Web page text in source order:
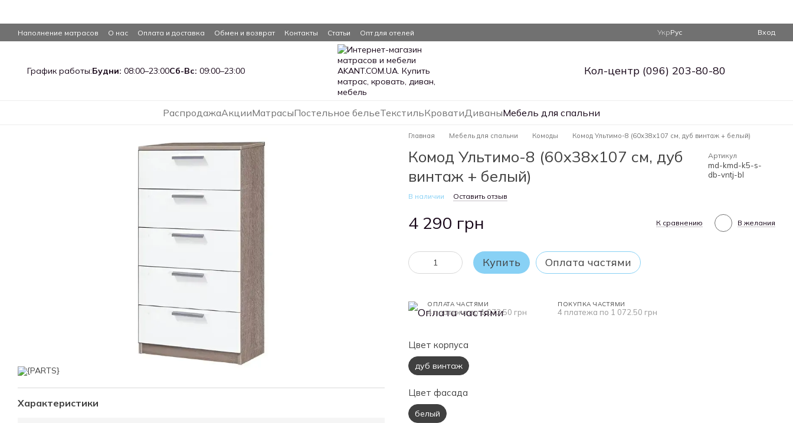
Наполнение матрасов О нас Оплата и доставка Обмен и возврат Контакты Статьи Опт для отелей УкрРус Вход
График работы:Будни: 08:00–23:00Сб-Вс: 09:00–23:00 Кол-центр (096) 203-80-80
РаспродажаАкцииМатрасыПостельное бельеТекстильКроватиДиваныМебель для спальни
Характеристики
Главная Мебель для спальни Комоды Комод Ультимо-8 (60х38х107 см, дуб винтаж + белый)
Комод Ультимо-8 (60х38х107 см, дуб
винтаж + белый)
Артикул
md-kmd-k5-s-
db-vntj-bl
В наличии Оставить отзыв
4 290 грн К сравнению В желания
Купить Оплата частями
ОПЛАТА ЧАСТЯМИ
4 платежа по 1 072.50 грн
ПОКУПКА ЧАСТЯМИ
4 платежа по 1 072.50 грн
Цвет корпуса
дуб винтаж
Цвет фасада
белый